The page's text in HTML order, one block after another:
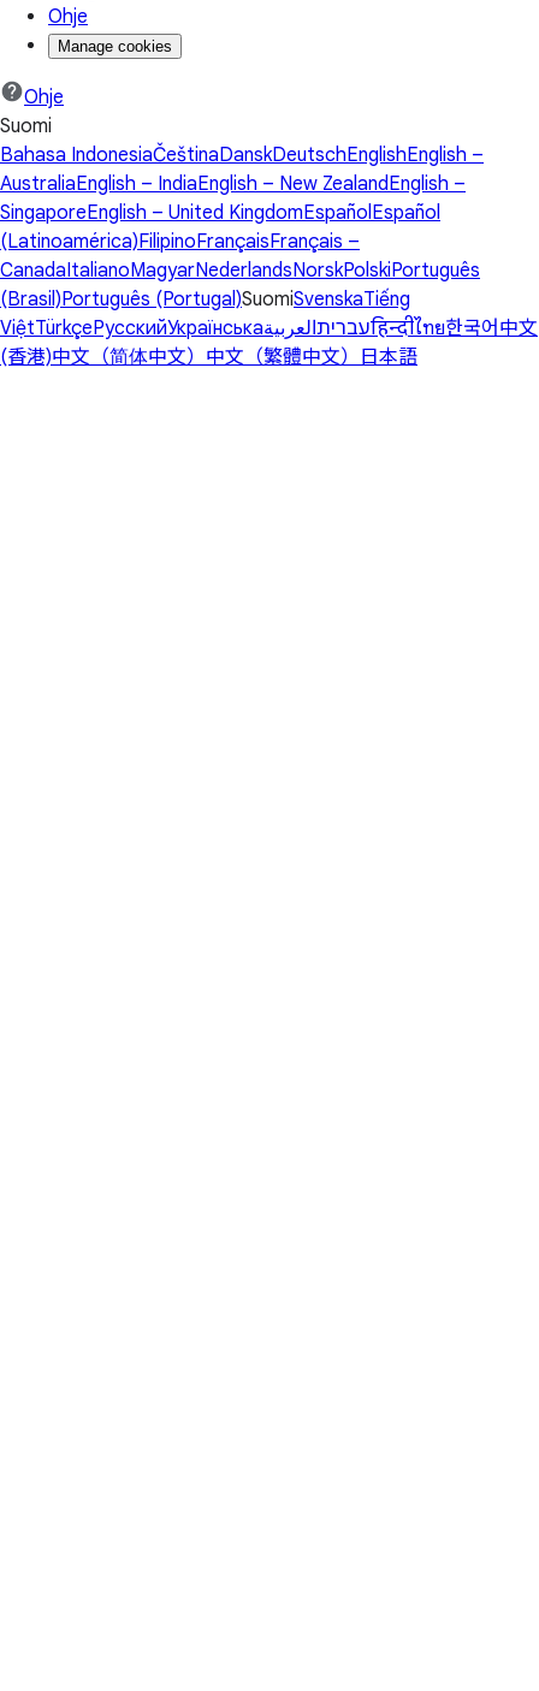
Ohje
Manage cookies
Ohje
Suomi
Bahasa IndonesiaČeštinaDanskDeutschEnglishEnglish –
AustraliaEnglish – IndiaEnglish – New ZealandEnglish –
SingaporeEnglish – United KingdomEspañol Español
(Latinoamérica)FilipinoFrançaisFrançais –
CanadaItalianoMagyarNederlandsNorskPolskiPortuguês
(Brasil)Português (Portugal)SuomiSvenskaTiếng
ViệtTürkçeРусскийУкраїнська עבריתالعربية हिन्दीไทย한국어 中文
(香港)中文（简体中文） 中文（繁體中文） 日本語